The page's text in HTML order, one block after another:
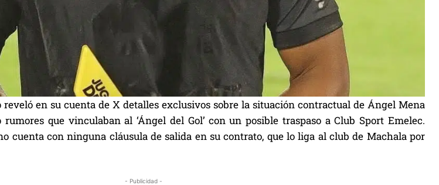
reveló en su cuenta de X detalles exclusivos sobre la situación contractual de Ángel Mena
rumores que vinculaban al ‘Ángel del Gol’ con un posible traspaso a Club Sport Emelec.
cuenta con ninguna cláusula de salida en su contrato, que lo liga al club de Machala por
- Publicidad -